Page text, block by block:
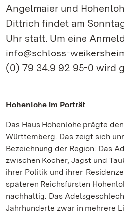
Angelmaier und
Dittrich findet am
Uhr statt. Um eine
info@schloss-
(0) 79 34.9 92 95-0 wird
Hohenlohe im Porträt
Das Haus Hohenlohe prägte
Württemberg. Das zeigt sich
Bezeichnung der Region: Das
zwischen Kocher, Jagst und
ihrer Politik und ihren
späteren Reichsfürsten
nachhaltig. Das
Jahrhunderte zwar in mehrere